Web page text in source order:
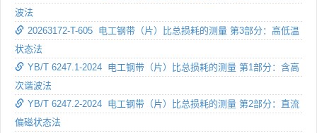
波法
20263172-T-605 电工钢带（片）比总损耗的测量 第3部分：高低温
状态法
YB/T 6247.1-2024 电工钢带（片）比总损耗的测量 第1部分：含高
次谐波法
YB/T 6247.2-2024 电工钢带（片）比总损耗的测量 第2部分：直流
偏磁状态法